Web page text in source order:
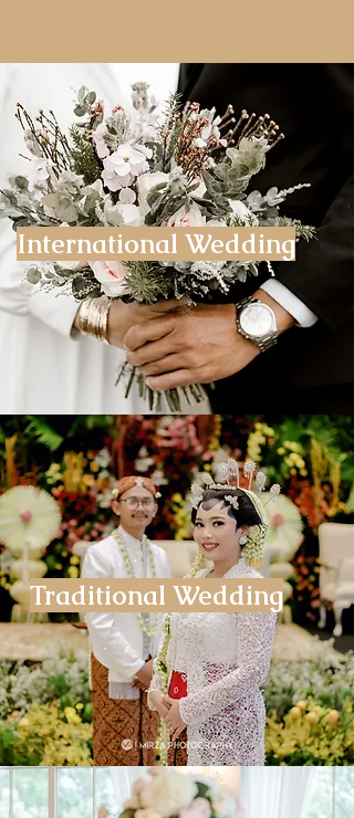
International Wedding
Traditional Wedding